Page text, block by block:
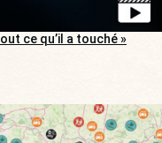
ce qu’il a touché »